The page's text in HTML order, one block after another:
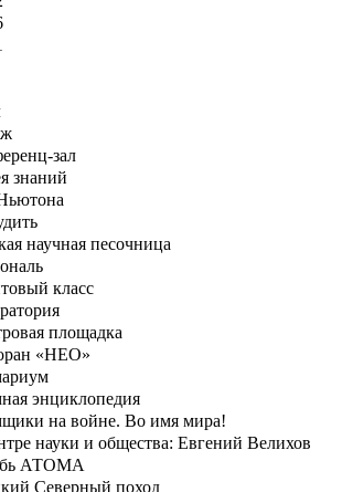
зал
знаний
научная песочница
класс
площадка
«НЕО»
энциклопедия
на войне. Во имя мира!
науки и общества: Евгений Велихов
АТОМА
Северный поход